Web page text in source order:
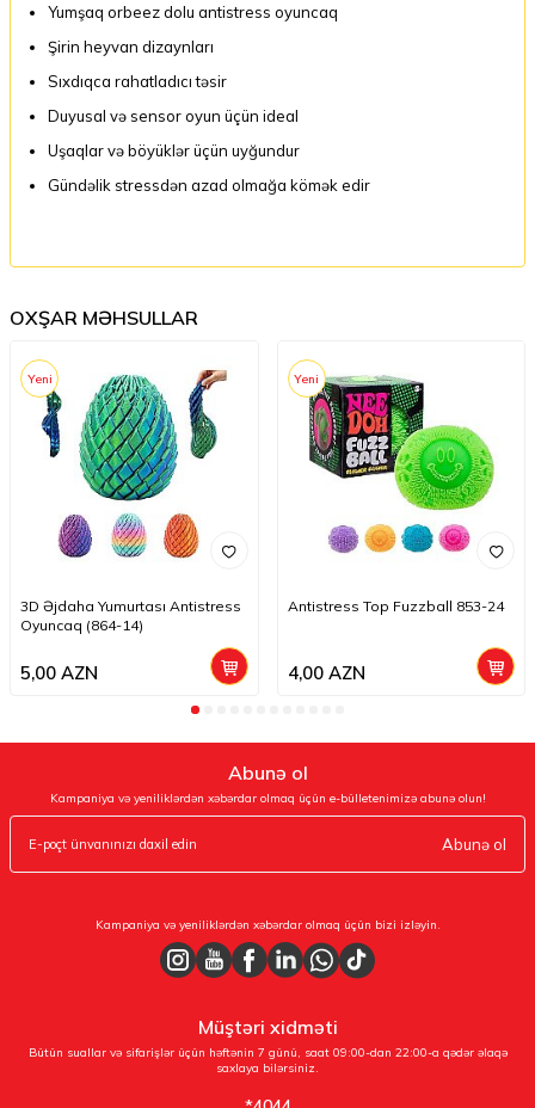
Yumşaq orbeez dolu antistress oyuncaq
Şirin heyvan dizaynları
Sıxdıqca rahatladıcı təsir
Duyusal və sensor oyun üçün ideal
Uşaqlar və böyüklər üçün uyğundur
Gündəlik stressdən azad olmağa kömək edir
OXŞAR MƏHSULLAR
Yeni
3D Əjdaha Yumurtası Antistress
Oyuncaq (864-14)
5,00 AZN
Yeni
Antistress Top Fuzzball 853-24
4,00AZN
Abunə ol
Kampaniya və yeniliklərdən xəbərdar olmaq üçün e-bülletenimizə abunə olun!
Abunə ol
Kampaniya və yeniliklərdən xəbərdar olmaq üçün bizi izləyin.
Müştəri xidməti
Bütün suallar və sifarişlər üçün həftənin 7 günü, saat 09:00-dan 22:00-a qədər əlaqə
saxlaya bilərsiniz.